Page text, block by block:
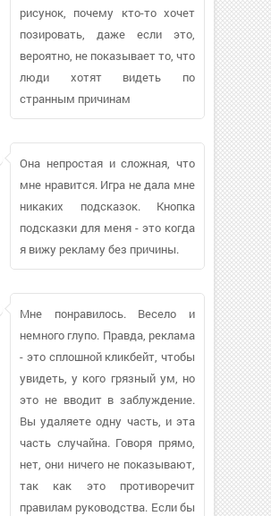
рисунок, почему кто-то хочет
позировать, даже если это,
вероятно, не показывает то, что
люди хотят видеть по
странным причинам
Она непростая и сложная, что
мне нравится. Игра не дала мне
никаких подсказок. Кнопка
подсказки для меня - это когда
я вижу рекламу без причины.
Мне понравилось. Весело и
немного глупо. Правда, реклама
- это сплошной кликбейт, чтобы
увидеть, у кого грязный ум, но
это не вводит в заблуждение.
Вы удаляете одну часть, и эта
часть случайна. Говоря прямо,
нет, они ничего не показывают,
так как это противоречит
правилам руководства. Если бы